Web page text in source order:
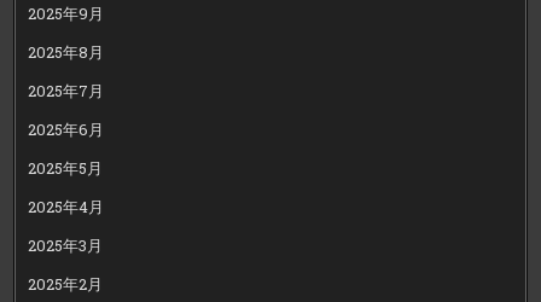
2025年9月
2025年8月
2025年7月
2025年6月
2025年5月
2025年4月
2025年3月
2025年2月